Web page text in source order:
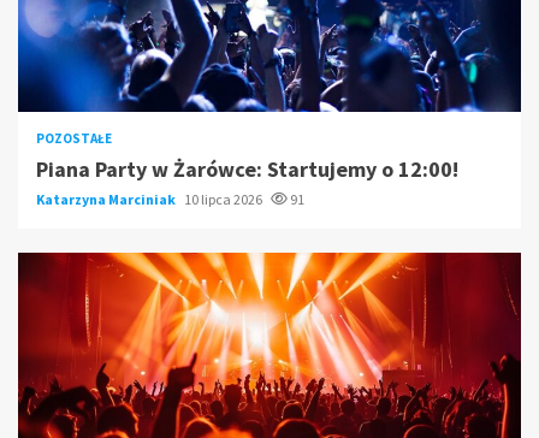
POZOSTAŁE
Piana Party w Żarówce: Startujemy o 12:00!
Katarzyna Marciniak 10 lipca 2026 91